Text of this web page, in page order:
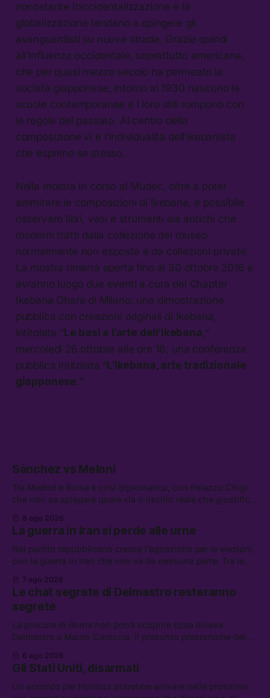
nonostante l’occidentalizzazione e la
globalizzazione tendano a spingere gli
avanguardisti su nuove strade. Grazie quindi
all’influenza occidentale, soprattutto americana,
che per quasi mezzo secolo ha permeato la
società giapponese, intorno al 1930 nascono le
scuole contemporanee e i loro stili rompono con
le regole del passato. Al centro della
composizione vi è l’individualità dell’ikebanista
che esprime se stesso.
Nella mostra in corso al Mudec, oltre a poter
ammirare le composizioni di Ikebana, è possibile
osservare libri, vasi e strumenti sia antichi che
moderni tratti dalla collezione del museo
normalmente non esposta e da collezioni private.
La mostra rimarrà aperta fino al 30 ottobre 2016 e
avranno luogo due eventi a cura del Chapter
Ikebana Ohara di Milano: una dimostrazione
pubblica con creazioni originali di Ikebana,
intitolata “Le basi e l’arte dell’Ikebana,”
mercoledì 26 ottobre alle ore 18; una conferenza
pubblica intitolata “ L’Ikebana, arte tradizionale
giapponese.”
Sánchez vs Meloni
Tra Madrid e Roma è crisi diplomatica, con Palazzo Chigi
che non sa spiegare quale sia il rischio reale che giustifica
di difesa tra Arabia Saudita, Pakistan e Turchia, la crisi del
carburante irregolare, e un altro caso di IA ribelle
8 ago 2026
La guerra in Iran si perde alle urne
Nel partito repubblicano cresce l’agitazione per le elezioni,
con la guerra in Iran che non va da nessuna parte. Tra le
lavoro, Schlein prova a mettere in sicurezza la coalizione, e
che cos’è lo “Spiralismo,” la religione degli agenti IA
7 ago 2026
Le chat segrete di Delmastro resteranno
segrete
La procura di Roma non potrà scoprire cosa diceva
Delmastro a Mauro Caroccia, il presunto prestanome del
attacchi in Libano, il governo chiederà 36 miliardi di
flessibilità in armi e energia, e Grokipedia è già stata
abbandonata
6 ago 2026
Gli Stati Uniti, disarmati
Un accordo per Hormuz potrebbe arrivare nelle prossime